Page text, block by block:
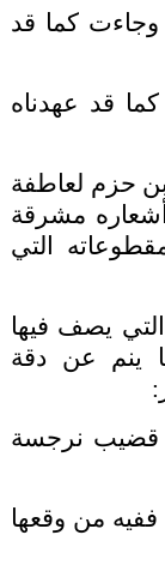
وجاءت كما قد
* كما قد عهدناه
حزم لعاطفة
مشرقة
التي
يصف فيها
ينم عن دقة
* قضيب نرجسة
ففيه من وقعها